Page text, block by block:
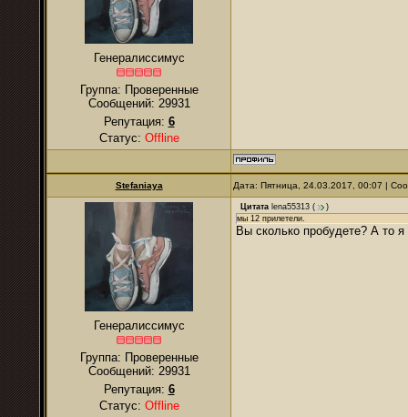
Генералиссимус
Группа: Проверенные
Сообщений: 29931
Репутация: 6
Статус: Offline
Stefaniaya Дата: Пятница, 24.03.2017, 00:07 |
Генералиссимус
Группа: Проверенные
Сообщений: 29931
Репутация: 6
Статус: Offline
Цитата lena55313 (
)
мы 12 прилетели.
Вы сколько пробудете? А то